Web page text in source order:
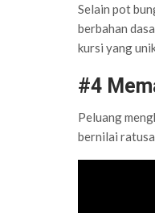
Selain pot
berbahan
kursi yang
#4
Peluang
bernilai